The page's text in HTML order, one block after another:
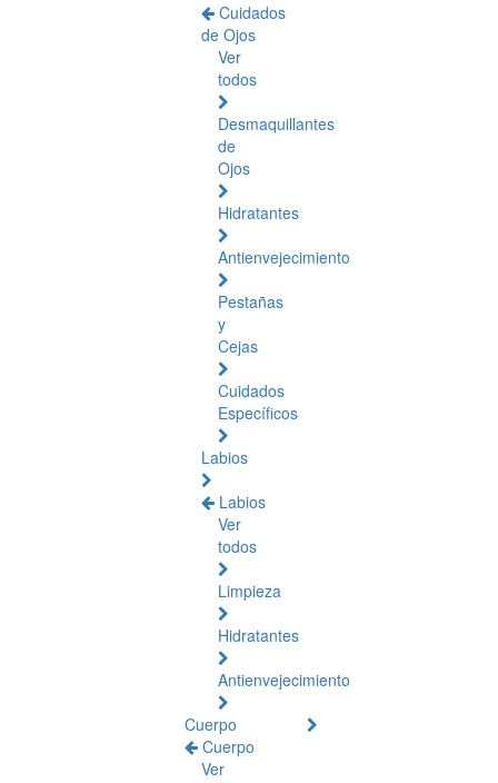
Cuidados
de Ojos
Ver
todos
Desmaquillantes
de
Ojos
Hidratantes
Antienvejecimiento
Pestañas
y
Cejas
Cuidados
Específicos
Labios
Labios
Ver
todos
Limpieza
Hidratantes
Antienvejecimiento
Cuerpo
Cuerpo
Ver